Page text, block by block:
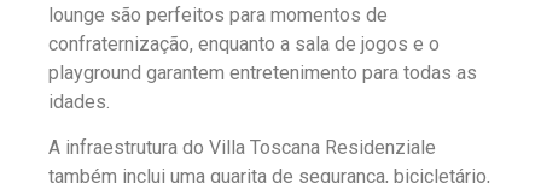
lounge são perfeitos para momentos de
confraternização, enquanto a sala de jogos e o
playground garantem entretenimento para todas as
idades.
A infraestrutura do Villa Toscana Residenziale
também inclui uma guarita de segurança, bicicletário,